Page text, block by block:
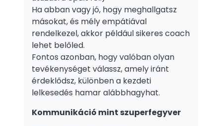
Ha abban vagy jó, hogy meghallgatsz
másokat, és mély empátiával
rendelkezel, akkor például sikeres coach
lehet belőled.
Fontos azonban, hogy valóban olyan
tevékenységet válassz, amely iránt
érdeklődsz, különben a kezdeti
lelkesedés hamar alábbhagyhat.
Kommunikáció mint szuperfegyver